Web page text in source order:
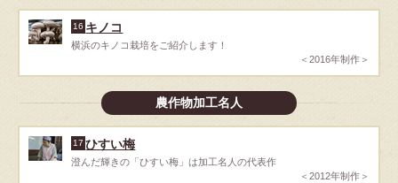
16 キノコ
横浜のキノコ栽培をご紹介します！
＜2016年制作＞
農作物加工名人
17 ひすい梅
澄んだ輝きの「ひすい梅」は加工名人の代表作
＜2012年制作＞